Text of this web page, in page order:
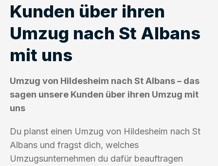
Kunden über ihren
Umzug nach St Albans
mit uns
Umzug von Hildesheim nach St Albans – das
sagen unsere Kunden über ihren Umzug mit
uns
Du planst einen Umzug von Hildesheim nach St
Albans und fragst dich, welches
Umzugsunternehmen du dafür beauftragen